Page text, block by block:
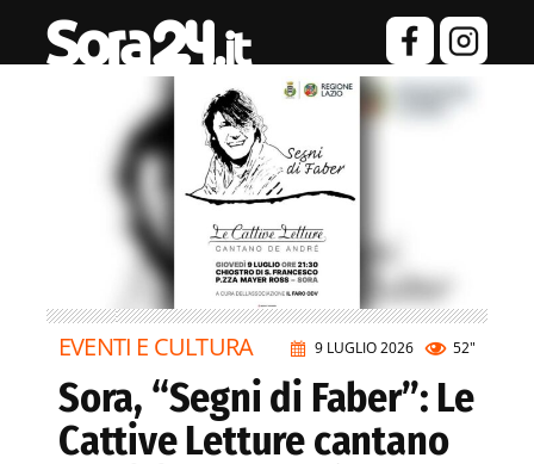
9 LUGLIO 2026 52"
EVENTI E CULTURA
Sora, “Segni di Faber”: Le
Cattive Letture cantano